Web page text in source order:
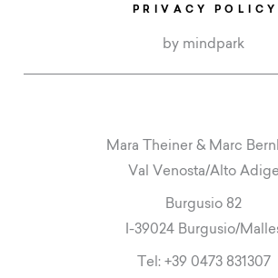
by mindpark
PRIVACY POLICY
Mara Theiner & Marc
Val Venosta/Alto Adige
Burgusio 82
I-39024 Burgusio/
Tel: +39 0473 831307